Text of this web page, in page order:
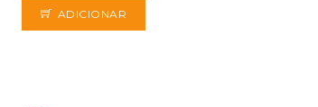
ADICIONAR